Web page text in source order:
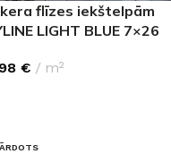
flīzes iekštelpām
LIGHT BLUE 7×26
€ m²